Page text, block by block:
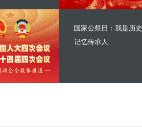
国家公祭日：我是历史
记忆传承人